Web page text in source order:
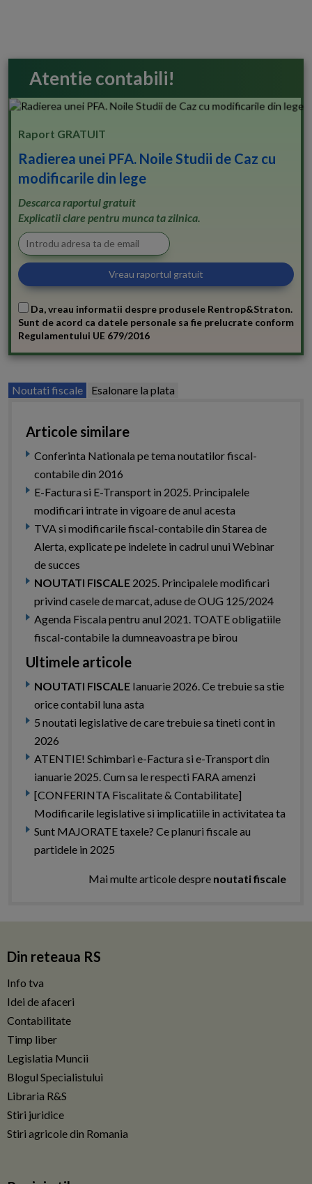
Atentie contabili!
Raport GRATUIT
Radierea unei PFA. Noile Studii de Caz cu
modificarile din lege
Descarca raportul gratuit
Explicatii clare pentru munca ta zilnica.
Da, vreau informatii despre produsele Rentrop&Straton.
Sunt de acord ca datele personale sa fie prelucrate conform
Regulamentului UE 679/2016
Noutati fiscale Esalonare la plata
Articole similare
Conferinta Nationala pe tema noutatilor fiscal-
contabile din 2016
E-Factura si E-Transport in 2025. Principalele
modificari intrate in vigoare de anul acesta
TVA si modificarile fiscal-contabile din Starea de
Alerta, explicate pe indelete in cadrul unui Webinar
de succes
NOUTATI FISCALE 2025. Principalele modificari
privind casele de marcat, aduse de OUG 125/2024
Agenda Fiscala pentru anul 2021. TOATE obligatiile
fiscal-contabile la dumneavoastra pe birou
Ultimele articole
NOUTATI FISCALE Ianuarie 2026. Ce trebuie sa stie
orice contabil luna asta
5 noutati legislative de care trebuie sa tineti cont in
2026
ATENTIE! Schimbari e-Factura si e-Transport din
ianuarie 2025. Cum sa le respecti FARA amenzi
[CONFERINTA Fiscalitate & Contabilitate]
Modificarile legislative si implicatiile in activitatea ta
Sunt MAJORATE taxele? Ce planuri fiscale au
partidele in 2025
Mai multe articole despre noutati fiscale
Din reteaua RS
Info tva
Idei de afaceri
Contabilitate
Timp liber
Legislatia Muncii
Blogul Specialistului
Libraria R&S
Stiri juridice
Stiri agricole din Romania